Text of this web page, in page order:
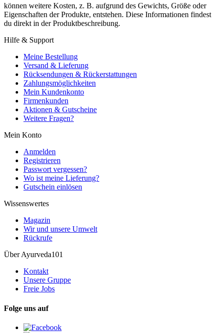
können weitere Kosten, z. B. aufgrund des Gewichts, Größe oder
Eigenschaften der Produkte, entstehen. Diese Informationen findest
du direkt in der Produktbeschreibung.
Hilfe & Support
Meine Bestellung
Versand & Lieferung
Rücksendungen & Rückerstattungen
Zahlungsmöglichkeiten
Mein Kundenkonto
Firmenkunden
Aktionen & Gutscheine
Weitere Fragen?
Mein Konto
Anmelden
Registrieren
Passwort vergessen?
Wo ist meine Lieferung?
Gutschein einlösen
Wissenswertes
Magazin
Wir und unsere Umwelt
Rückrufe
Über Ayurveda101
Kontakt
Unsere Gruppe
Freie Jobs
Folge uns auf